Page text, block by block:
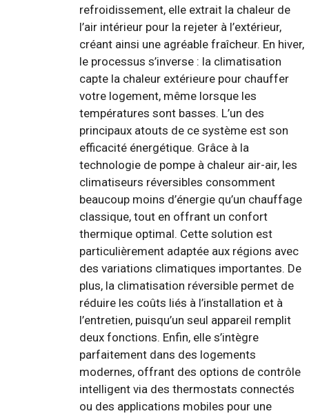
refroidissement, elle extrait la chaleur de
l’air intérieur pour la rejeter à l’extérieur,
créant ainsi une agréable fraîcheur. En hiver,
le processus s’inverse : la climatisation
capte la chaleur extérieure pour chauffer
votre logement, même lorsque les
températures sont basses. L’un des
principaux atouts de ce système est son
efficacité énergétique. Grâce à la
technologie de pompe à chaleur air-air, les
climatiseurs réversibles consomment
beaucoup moins d’énergie qu’un chauffage
classique, tout en offrant un confort
thermique optimal. Cette solution est
particulièrement adaptée aux régions avec
des variations climatiques importantes. De
plus, la climatisation réversible permet de
réduire les coûts liés à l’installation et à
l’entretien, puisqu’un seul appareil remplit
deux fonctions. Enfin, elle s’intègre
parfaitement dans des logements
modernes, offrant des options de contrôle
intelligent via des thermostats connectés
ou des applications mobiles pour une